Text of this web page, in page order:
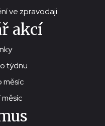
ve zpravodaji
akcí
týdnu
měsíc